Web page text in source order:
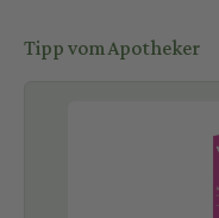
Tipp vom Apotheker